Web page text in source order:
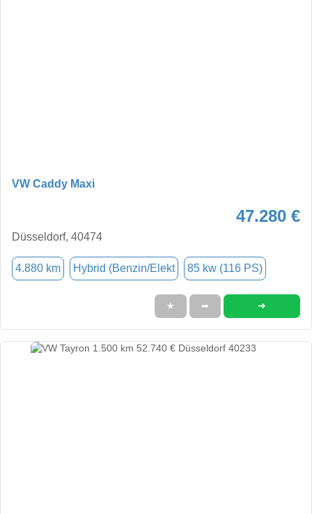
VW Caddy Maxi
47.280 €
Düsseldorf, 40474
4.880 km Hybrid (Benzin/Elekt 85 kw (116 PS)
★ ➦ ➜